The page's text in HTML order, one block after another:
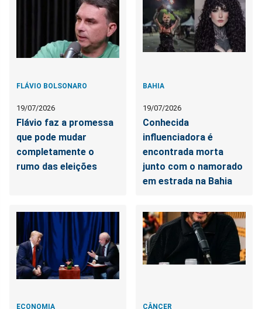
FLÁVIO BOLSONARO
19/07/2026
Flávio faz a promessa
que pode mudar
completamente o
rumo das eleições
BAHIA
19/07/2026
Conhecida
influenciadora é
encontrada morta
junto com o namorado
em estrada na Bahia
ECONOMIA CÂNCER